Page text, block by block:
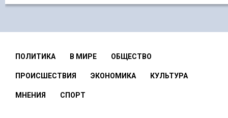
ПОЛИТИКА В МИРЕ ОБЩЕСТВО
ПРОИСШЕСТВИЯ ЭКОНОМИКА КУЛЬТУРА
МНЕНИЯ СПОРТ